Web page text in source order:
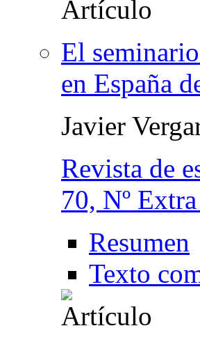
El
en España
Javier
Revista de
70, Nº
Resumen
Texto